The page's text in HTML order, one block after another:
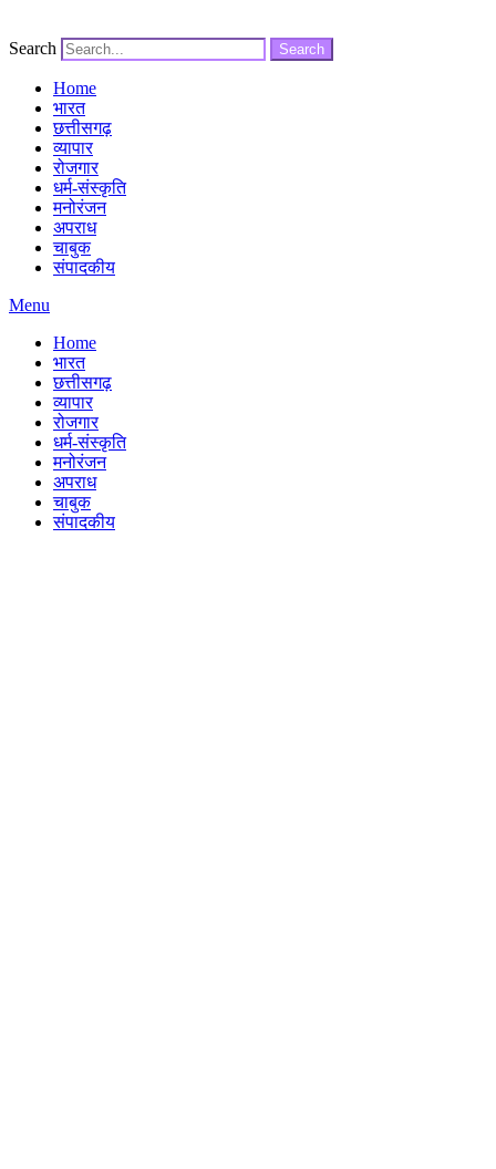
Search Search
Home
भारत
छत्तीसगढ़
व्यापार
रोजगार
धर्म-संस्कृति
मनोरंजन
अपराध
चाबुक
संपादकीय
Menu
Home
भारत
छत्तीसगढ़
व्यापार
रोजगार
धर्म-संस्कृति
मनोरंजन
अपराध
चाबुक
संपादकीय